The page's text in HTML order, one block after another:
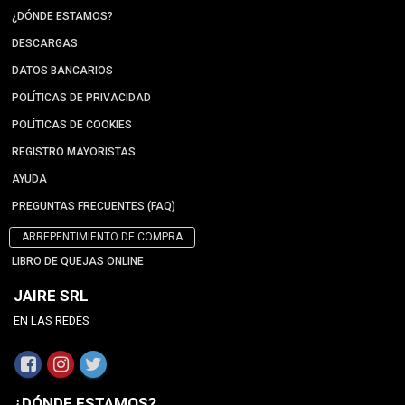
¿DÓNDE ESTAMOS?
DESCARGAS
DATOS BANCARIOS
POLÍTICAS DE PRIVACIDAD
POLÍTICAS DE COOKIES
REGISTRO MAYORISTAS
AYUDA
PREGUNTAS FRECUENTES (FAQ)
ARREPENTIMIENTO DE COMPRA
LIBRO DE QUEJAS ONLINE
JAIRE SRL
EN LAS REDES